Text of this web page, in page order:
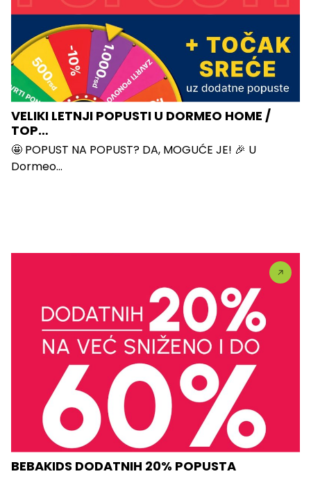
VELIKI LETNJI POPUSTI U DORMEO HOME /
TOP…
🤩 POPUST NA POPUST? DA, MOGUĆE JE! 🎉 U
Dormeo...
BEBAKIDS DODATNIH 20% POPUSTA